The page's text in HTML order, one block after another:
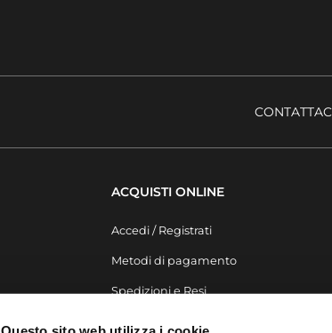
ACQUISTI ONLINE
Accedi / Registrati
Metodi di pagamento
Spedizioni e Resi